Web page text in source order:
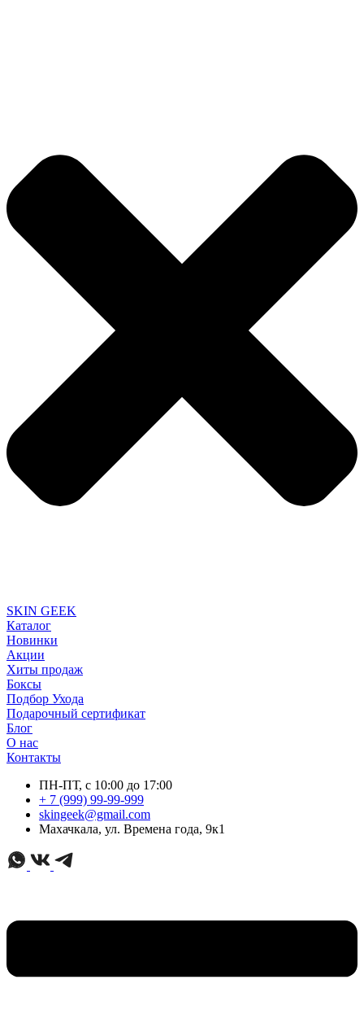
SKIN GEEK
Каталог
Новинки
Акции
Хиты продаж
Боксы
Подбор Ухода
Подарочный сертификат
Блог
О нас
Контакты
ПН-ПТ, с 10:00 до 17:00
+ 7 (999) 99-99-999
skingeek@gmail.com
Махачкала, ул. Времена года, 9к1